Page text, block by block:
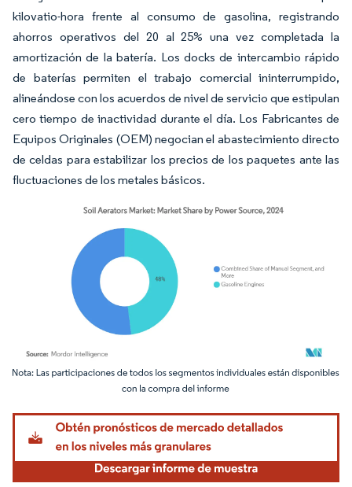
kilovatio-hora frente al consumo de gasolina, registrando
ahorros operativos del 20 al 25% una vez completada la
amortización de la batería. Los docks de intercambio rápido
de baterías permiten el trabajo comercial ininterrumpido,
alineándose con los acuerdos de nivel de servicio que estipulan
cero tiempo de inactividad durante el día. Los Fabricantes de
Equipos Originales (OEM) negocian el abastecimiento directo
de celdas para estabilizar los precios de los paquetes ante las
fluctuaciones de los metales básicos.
Imagen © Mordor Intelligence. El uso requiere atribución según CC BY 4.0.